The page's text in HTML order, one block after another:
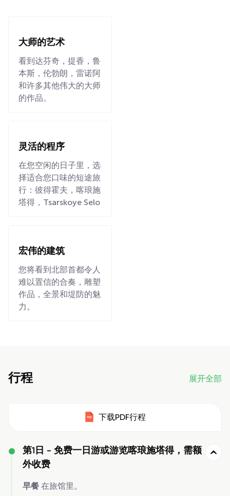
大师的艺术
看到达芬奇，提香，鲁
本斯，伦勃朗，雷诺阿
和许多其他伟大的大师
的作品。
灵活的程序
在您空闲的日子里，选
择适合您口味的短途旅
行：彼得霍夫，喀琅施
塔得，Tsarskoye Selo
宏伟的建筑
您将看到北部首都令人
难以置信的合奏，雕塑
作品，全景和堤防的魅
力。
行程 展开全部
下载PDF行程
第1日 - 免费一日游或游览喀琅施塔得，需额
外收费
早餐 在旅馆里。